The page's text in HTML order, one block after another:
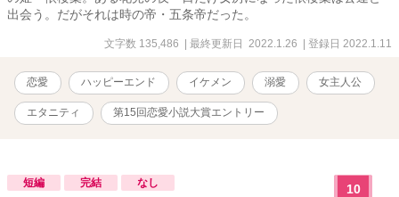
出会う。だがそれは時の帝・五条帝だった。
文字数 135,486 | 最終更新日 2022.1.26 | 登録日 2022.1.11
恋愛 ハッピーエンド イケメン 溺愛 女主人公
エタニティ 第15回恋愛小説大賞エントリー
短編 完結 なし 10